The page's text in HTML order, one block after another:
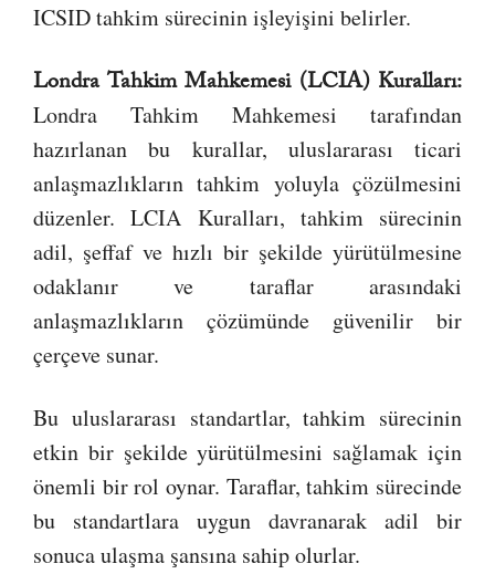
ICSID tahkim sürecinin işleyişini belirler.
Londra Tahkim Mahkemesi (LCIA) Kuralları:
Londra Tahkim Mahkemesi tarafından
hazırlanan bu kurallar, uluslararası ticari
anlaşmazlıkların tahkim yoluyla çözülmesini
düzenler. LCIA Kuralları, tahkim sürecinin
adil, şeffaf ve hızlı bir şekilde yürütülmesine
odaklanır ve taraflar arasındaki
anlaşmazlıkların çözümünde güvenilir bir
çerçeve sunar.
Bu uluslararası standartlar, tahkim sürecinin
etkin bir şekilde yürütülmesini sağlamak için
önemli bir rol oynar. Taraflar, tahkim sürecinde
bu standartlara uygun davranarak adil bir
sonuca ulaşma şansına sahip olurlar.